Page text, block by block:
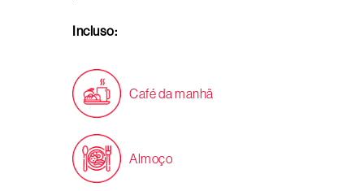
Incluso:
Café da manhã
Almoço